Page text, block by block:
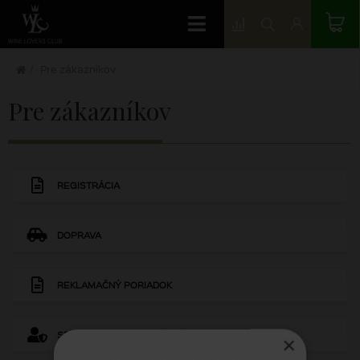
Pre zákazníkov
REGISTRÁCIA
DOPRAVA
REKLAMAČNÝ PORIADOK
SPRACOVANIE OSOBNÝCH ÚDAJOV A ICH OCHRANA
×